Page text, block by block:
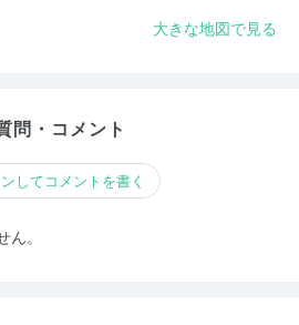
大きな地図で見る
問・コメント
してコメントを書く
ん。